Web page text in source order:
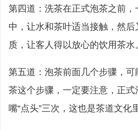
第四道：洗茶在正式泡茶之前，
中，让水和茶叶适当接触，然
质，让客人得以放心的饮用茶水
第五道：泡茶前面几个步骤，
茶这个步骤，一定要注意，正
嘴“点头”三次，这也是茶道文化